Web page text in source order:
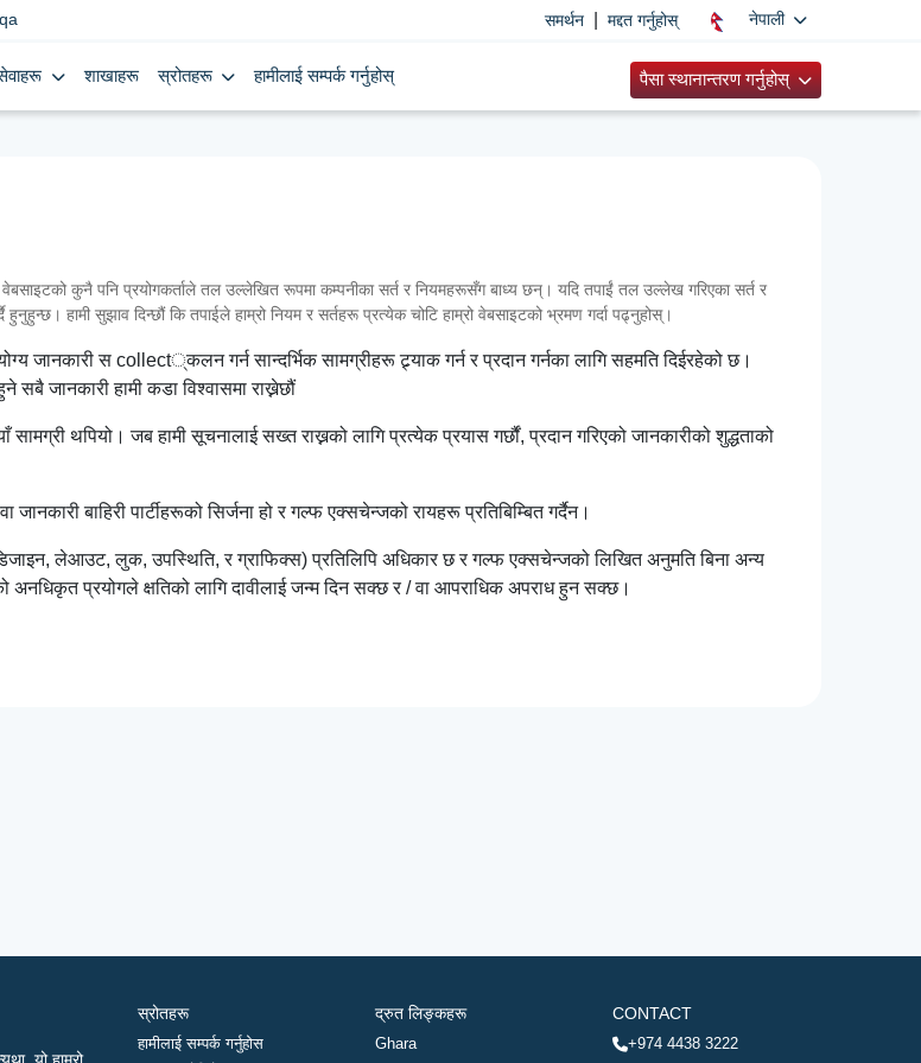
समर्थन मद्दत गर्नुहोस् नेपाली
शाखाहरू स्रोतहरू हामीलाई सम्पर्क गर्नुहोस् पैसा स्थानान्तरण गर्नुहोस्
कुनै पनि प्रयोगकर्ताले तल उल्लेखित रूपमा कम्पनीका सर्त र नियमहरूसँग बाध्य छन्। यदि तपाईं तल उल्लेख गरिएका सर्त र
हामी सुझाव दिन्छौं कि तपाईले हाम्रो नियम र सर्तहरू प्रत्येक चोटि हाम्रो वेबसाइटको भ्रमण गर्दा पढ्नुहोस्।
जानकारी स collect्कलन गर्न सान्दर्भिक सामग्रीहरू ट्र्याक गर्न र प्रदान गर्नका लागि सहमति दिईरहेको छ।
सबै जानकारी हामी कडा विश्वासमा राख्नेछौं
थपियो। जब हामी सूचनालाई सख्त राख्नको लागि प्रत्येक प्रयास गर्छौं, प्रदान गरिएको जानकारीको शुद्धताको
बाहिरी पार्टीहरूको सिर्जना हो र गल्फ एक्सचेन्जको रायहरू प्रतिबिम्बित गर्दैन।
लेआउट, लुक, उपस्थिति, र ग्राफिक्स) प्रतिलिपि अधिकार छ र गल्फ एक्सचेन्जको लिखित अनुमति बिना अन्य
प्रयोगले क्षतिको लागि दावीलाई जन्म दिन सक्छ र / वा आपराधिक अपराध हुन सक्छ।
स्रोतहरू
हामीलाई सम्पर्क गर्नुहोस
द्रुत लिङ्कहरू
Ghara
CONTACT
+974 4438 3222